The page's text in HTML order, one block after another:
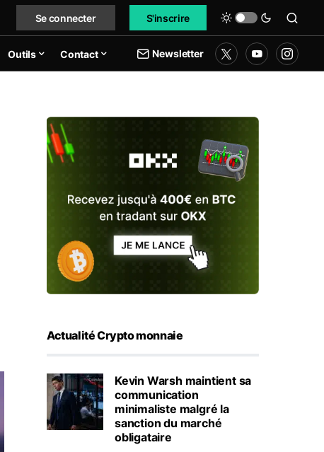
Se connecter S'inscrire
Outils Contact Newsletter
Actualité Crypto monnaie
Kevin Warsh maintient sa
communication
minimaliste malgré la
sanction du marché
obligataire